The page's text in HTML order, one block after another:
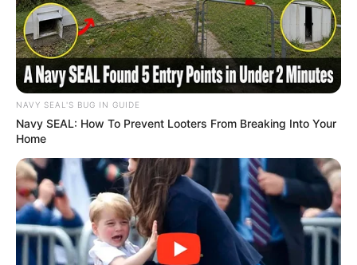
NAVY SEAL'S BUG IN GUIDE
Navy SEAL: How To Prevent Looters From Breaking Into Your
Home